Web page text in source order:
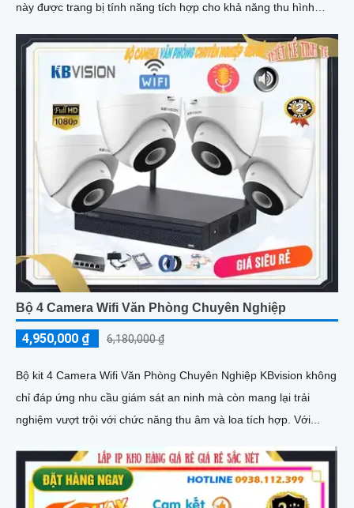
này được trang bị tính năng tích hợp cho khả năng thu hình
Bộ 4 Camera Wifi Văn Phòng Chuyên Nghiệp
4,950,000 ₫ 6,180,000 ₫
Bộ kit 4 Camera Wifi Văn Phòng Chuyên Nghiệp KBvision không
chỉ đáp ứng nhu cầu giám sát an ninh mà còn mang lại trải
nghiệm vượt trội với chức năng thu âm và loa tích hợp. Với...